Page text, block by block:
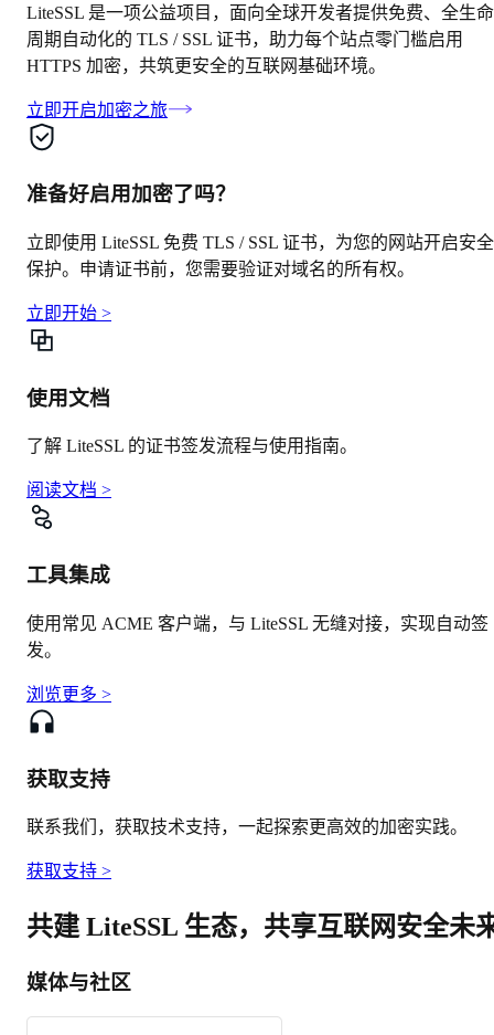
LiteSSL 是一项公益项目，面向全球开发者提供免费、全生命
周期自动化的 TLS / SSL 证书，助力每个站点零门槛启用
HTTPS 加密，共筑更安全的互联网基础环境。
立即开启加密之旅
准备好启用加密了吗？
立即使用 LiteSSL 免费 TLS / SSL 证书，为您的网站开启安全
保护。申请证书前，您需要验证对域名的所有权。
立即开始 >
使用文档
了解 LiteSSL 的证书签发流程与使用指南。
阅读文档 >
工具集成
使用常见 ACME 客户端，与 LiteSSL 无缝对接，实现自动签
发。
浏览更多 >
获取支持
联系我们，获取技术支持，一起探索更高效的加密实践。
获取支持 >
共建 LiteSSL 生态，共享互联网安全未
媒体与社区